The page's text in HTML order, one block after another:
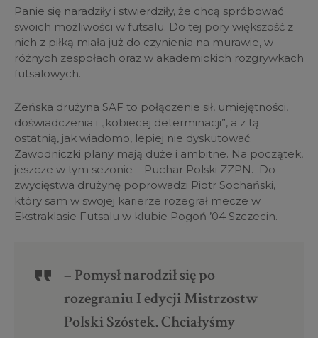
Panie się naradziły i stwierdziły, że chcą spróbować
swoich możliwości w futsalu. Do tej pory większość z
nich z piłką miała już do czynienia na murawie, w
różnych zespołach oraz w akademickich rozgrywkach
futsalowych.
Żeńska drużyna SAF to połączenie sił, umiejętności,
doświadczenia i „kobiecej determinacji”, a z tą
ostatnią, jak wiadomo, lepiej nie dyskutować.
Zawodniczki plany mają duże i ambitne. Na początek,
jeszcze w tym sezonie – Puchar Polski ZZPN. Do
zwycięstwa drużynę poprowadzi Piotr Sochański,
który sam w swojej karierze rozegrał mecze w
Ekstraklasie Futsalu w klubie Pogoń ’04 Szczecin.
– Pomysł narodził się po
rozegraniu I edycji Mistrzostw
Polski Szóstek. Chciałyśmy